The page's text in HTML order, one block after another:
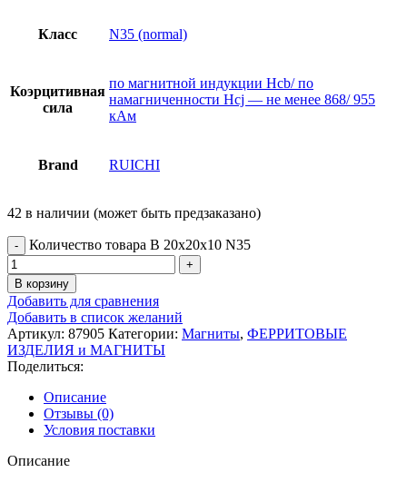
Класс N35 (normal)
Коэрцитивная
сила
по магнитной индукции Hcb/ по
намагниченности Hcj — не менее 868/ 955
кАм
Brand RUICHI
42 в наличии (может быть предзаказано)
Количество товара B 20x20x10 N35
В корзину
Добавить для сравнения
Добавить в список желаний
Артикул: 87905 Категории: Магниты, ФЕРРИТОВЫЕ
ИЗДЕЛИЯ и МАГНИТЫ
Поделиться:
Описание
Отзывы (0)
Условия поставки
Описание